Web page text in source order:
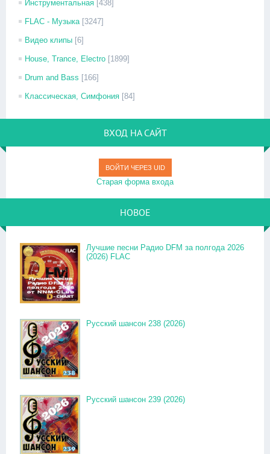
Инструментальная [438]
FLAC - Музыка [3247]
Видео клипы [6]
House, Trance, Electro [1899]
Drum and Bass [166]
Классическая, Симфония [84]
ВХОД НА САЙТ
ВОЙТИ ЧЕРЕЗ UID
Старая форма входа
НОВОЕ
Лучшие песни Радио DFM за полгода 2026
(2026) FLAC
Русский шансон 238 (2026)
Русский шансон 239 (2026)